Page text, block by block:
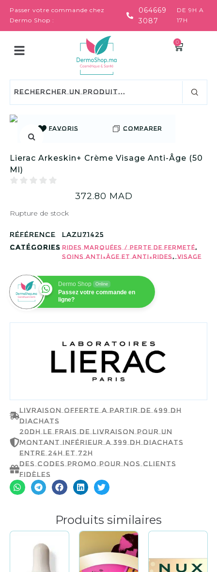
Passer votre commande chez
Dermo Shop :
064669
3087
DE 9H A
17H
0
FAVORIS COMPARER
Lierac Arkeskin+ Crème Visage Anti-Âge (50
Ml)
372.80 MAD
Rupture de stock
Référence
LAZU71425
Catégories Rides marquées / perte de fermeté,
Soins Anti-âge et Anti-rides,Visage
Dermo Shop Online
Passez votre commande en
ligne?
LIERAC
Livraison offerte a partir de 499 dh
d'achats
20dh le frais de livraison pour un
montant inférieur a 399 dh d'achats
entre 24h et 72h
Des codes promo pour nos clients
fidèles
Produits similaires